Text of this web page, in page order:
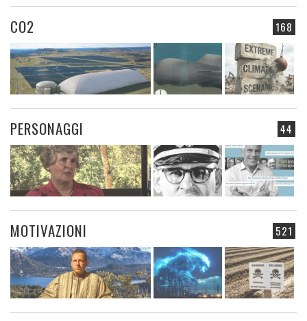
168
CO2
44
PERSONAGGI
521
MOTIVAZIONI